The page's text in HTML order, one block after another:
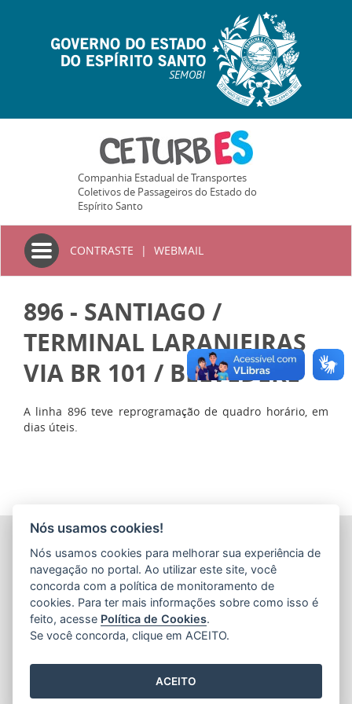
SEMOBI
Companhia Estadual de Transportes
Coletivos de Passageiros do Estado do
Espírito Santo
Toggle
navigation
CONTRASTE | WEBMAIL
896 - SANTIAGO /
TERMINAL LARANJEIRAS
VIA BR 101 / BELVEDERE
A linha 896 teve reprogramação de quadro horário, em
dias úteis.
COMPANHIA ESTADUAL DE TRANSPORTES COLETIVOS DE
PASSAGEIROS DO ESTADO DO ESPÍRITO SANTO
(CETURB/ES)
Av. Jerônimo Monteiro, 96 - Ed. Aureliano Hoffmann, 5º, 6º
e 7º Andares - Centro
CEP: 29010-002 - Vitória / ES
Tel.: 27 3232-4500
Nós usamos cookies!
Nós usamos cookies para melhorar sua experiência de
navegação no portal. Ao utilizar este site, você
concorda com a política de monitoramento de
cookies. Para ter mais informações sobre como isso é
feito, acesse Política de Cookies.
Se você concorda, clique em ACEITO.
ACEITO